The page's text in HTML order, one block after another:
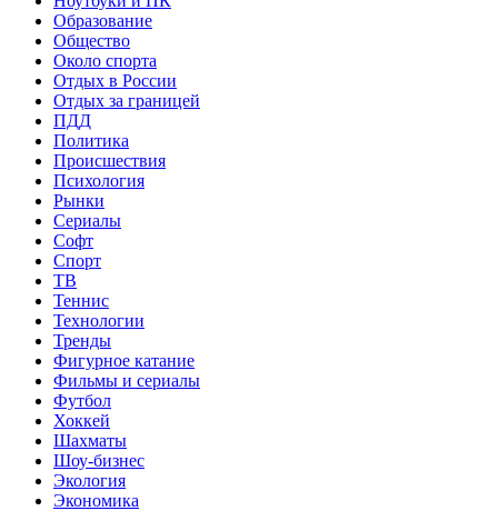
Образование
Общество
Около спорта
Отдых в России
Отдых за границей
ПДД
Политика
Происшествия
Психология
Рынки
Сериалы
Софт
Спорт
ТВ
Теннис
Технологии
Тренды
Фигурное катание
Фильмы и сериалы
Футбол
Хоккей
Шахматы
Шоу-бизнес
Экология
Экономика